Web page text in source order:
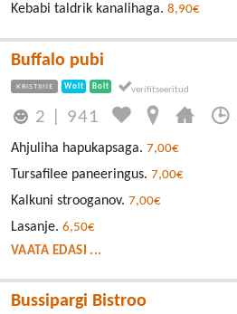
Kebabi taldrik kanalihaga. 8,90€
Buffalo pubi
KRISTIINE Wolt Bolt
2 941
Ahjuliha hapukapsaga. 7,00€
Tursafilee paneeringus. 7,00€
Kalkuni strooganov. 7,00€
Lasanje. 6,50€
VAATA EDASI ...
Bussipargi Bistroo